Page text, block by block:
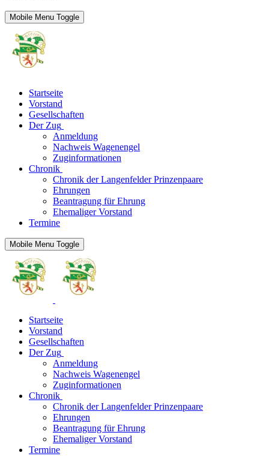
Mobile Menu Toggle
Startseite
Vorstand
Gesellschaften
Der Zug
Anmeldung
Nachweis Wagenengel
Zuginformationen
Chronik
Chronik der Langenfelder Prinzenpaare
Ehrungen
Beantragung für Ehrung
Ehemaliger Vorstand
Termine
Mobile Menu Toggle
Startseite
Vorstand
Gesellschaften
Der Zug
Anmeldung
Nachweis Wagenengel
Zuginformationen
Chronik
Chronik der Langenfelder Prinzenpaare
Ehrungen
Beantragung für Ehrung
Ehemaliger Vorstand
Termine